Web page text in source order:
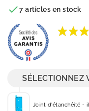
7 articles en stock
SÉLECTIONNEZ
Joint d'étanchéité -